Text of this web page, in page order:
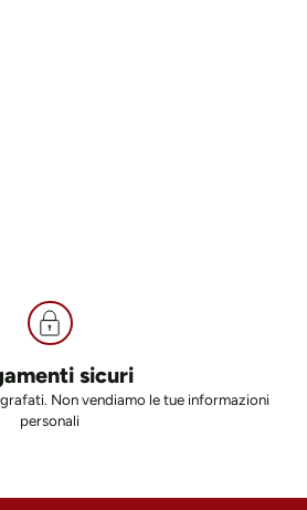
sicuri
Non vendiamo le tue informazioni
personali